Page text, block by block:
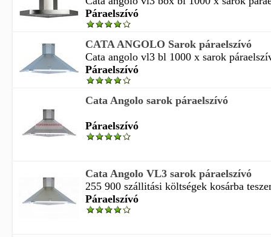
Páraelszívó
CATA ANGOLO Sarok páraelszívó
Cata angolo vl3 bl 1000 x sarok
Páraelszívó
Cata Angolo sarok páraelszívó
Páraelszívó
Cata Angolo VL3 sarok páraelszívó
255 900 szállitási költségek kosárba
Páraelszívó